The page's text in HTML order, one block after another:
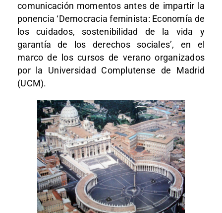
comunicación momentos antes de impartir la
ponencia ‘Democracia feminista: Economía de
los cuidados, sostenibilidad de la vida y
garantía de los derechos sociales’, en el
marco de los cursos de verano organizados
por la Universidad Complutense de Madrid
(UCM).